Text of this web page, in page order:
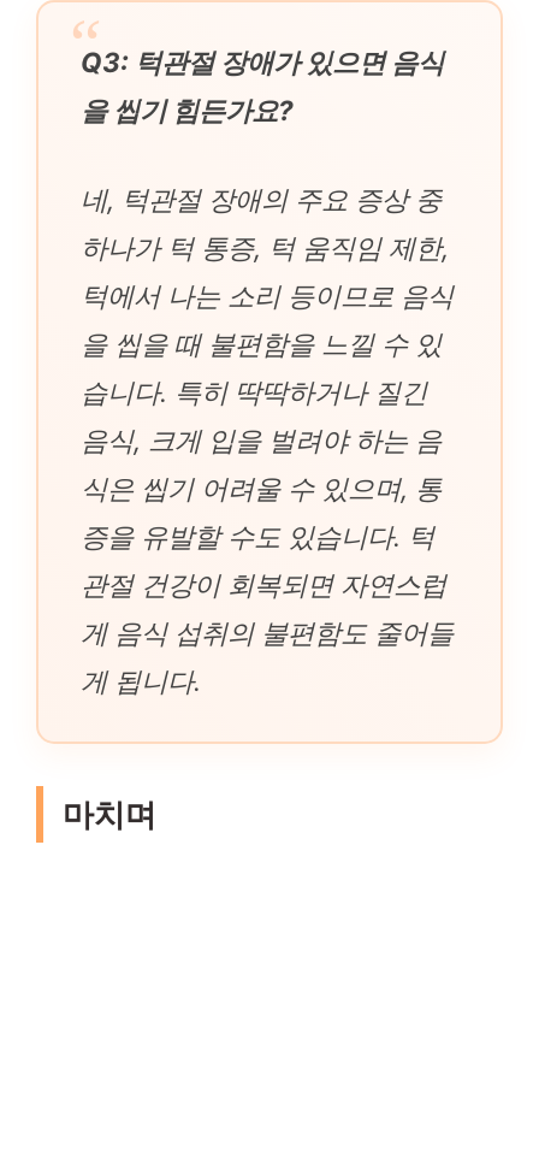
Q3: 턱관절 장애가 있으면 음식
을 씹기 힘든가요?
네, 턱관절 장애의 주요 증상 중
하나가 턱 통증, 턱 움직임 제한,
턱에서 나는 소리 등이므로 음식
을 씹을 때 불편함을 느낄 수 있
습니다. 특히 딱딱하거나 질긴
음식, 크게 입을 벌려야 하는 음
식은 씹기 어려울 수 있으며, 통
증을 유발할 수도 있습니다. 턱
관절 건강이 회복되면 자연스럽
게 음식 섭취의 불편함도 줄어들
게 됩니다.
마치며